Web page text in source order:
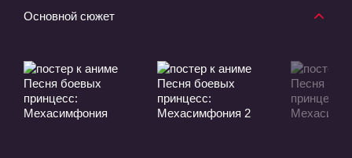
Основной сюжет